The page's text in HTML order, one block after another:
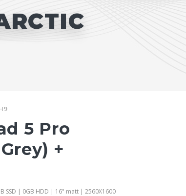
5 Pro
+
SSD | 0GB HDD | 16" matt | 2560X1600